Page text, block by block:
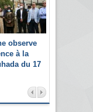
observe
à la
du 17